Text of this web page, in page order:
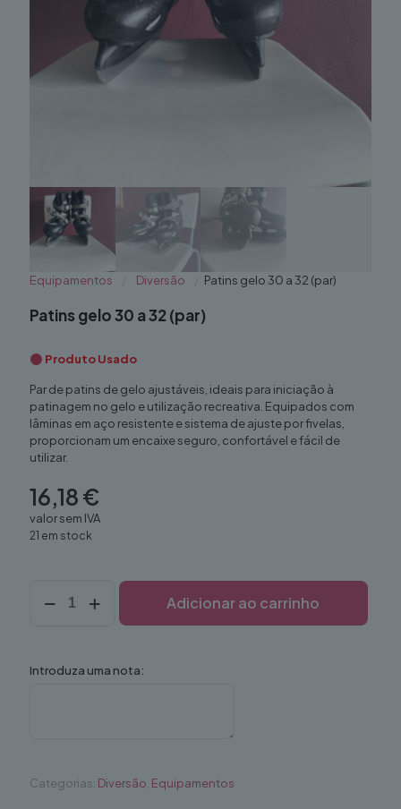
Equipamentos Diversão Patins gelo 30 a 32 (par)
Patins gelo 30 a 32 (par)
Produto Usado
Par de patins de gelo ajustáveis, ideais para iniciação à
patinagem no gelo e utilização recreativa. Equipados com
lâminas em aço resistente e sistema de ajuste por fivelas,
proporcionam um encaixe seguro, confortável e fácil de
utilizar.
16,18€
valor sem IVA
21 em stock
a
Adicionar ao carrinho
Introduza uma nota:
Categorias: Diversão, Equipamentos